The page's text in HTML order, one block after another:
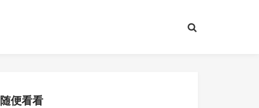
随便看看